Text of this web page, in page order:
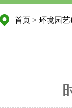
首页 > 环境园艺